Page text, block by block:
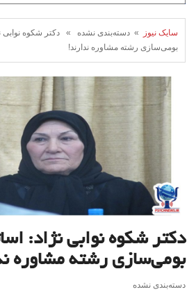
سایک نیوز
» دسته‌بندی نشده » دکتر شکوه نوابی
بومی‌سازی رشته مشاوره ندارند!
دکتر شکوه نوابی نژاد:
بومی‌سازی رشته مشاوره
دسته‌بندی نشده